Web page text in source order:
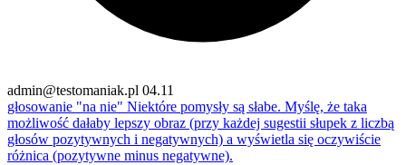
admin@testomaniak.pl 04.11
głosowanie "na nie" Niektóre pomysły są słabe. Myślę, że taka
możliwość dałaby lepszy obraz (przy każdej sugestii słupek z liczbą
głosów pozytywnych i negatywnych) a wyświetla się oczywiście
różnica (pozytywne minus negatywne).